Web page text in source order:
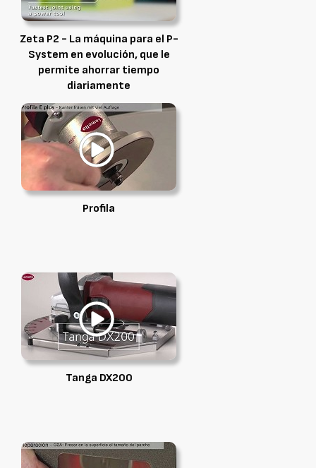
Zeta P2 - La máquina para el P-
System en evolución, que le
permite ahorrar tiempo
diariamente
Profila
Tanga DX200